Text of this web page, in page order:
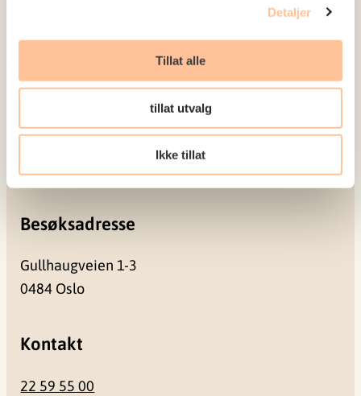
Detaljer
Tillat alle
tillat utvalg
Ikke tillat
Besøksadresse
Gullhaugveien 1-3
0484 Oslo
Kontakt
22 59 55 00